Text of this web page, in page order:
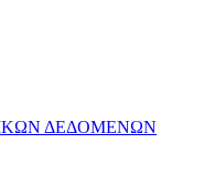
ΔΕΔΟΜΕΝΩΝ